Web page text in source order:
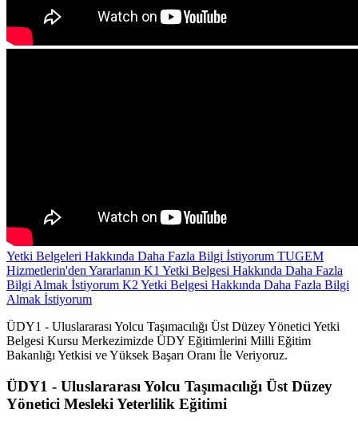
Yetki Belgeleri Hakkında Daha Fazla Bilgi İstiyorum TUGEM
Hizmetlerin'den Yararlanın K1 Yetki Belgesi Hakkında Daha Fazla
Bilgi Almak İstiyorum K2 Yetki Belgesi Hakkında Daha Fazla Bilgi
Almak İstiyorum
ÜDY1 - Uluslararası Yolcu Taşımacılığı Üst Düzey Yönetici Yetki
Belgesi Kursu Merkezimizde ÜDY Eğitimlerini Milli Eğitim
Bakanlığı Yetkisi ve Yüksek Başarı Oranı İle Veriyoruz.
ÜDY1 - Uluslararası Yolcu Taşımacılığı Üst Düzey
Yönetici Mesleki Yeterlilik Eğitimi